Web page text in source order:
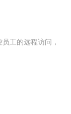
工的远程访问，